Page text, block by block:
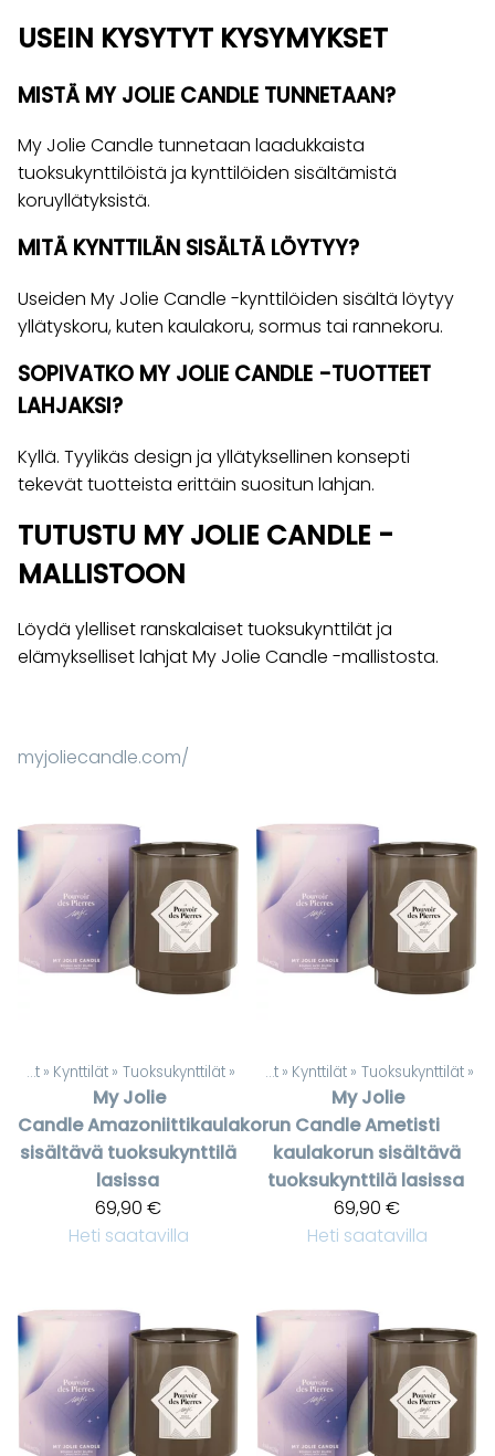
USEIN KYSYTYT KYSYMYKSET
MISTÄ MY JOLIE CANDLE TUNNETAAN?
My Jolie Candle tunnetaan laadukkaista
tuoksukynttilöistä ja kynttilöiden sisältämistä
koruyllätyksistä.
MITÄ KYNTTILÄN SISÄLTÄ LÖYTYY?
Useiden My Jolie Candle -kynttilöiden sisältä löytyy
yllätyskoru, kuten kaulakoru, sormus tai rannekoru.
SOPIVATKO MY JOLIE CANDLE -TUOTTEET
LAHJAKSI?
Kyllä. Tyylikäs design ja yllätyksellinen konsepti
tekevät tuotteista erittäin suositun lahjan.
TUTUSTU MY JOLIE CANDLE -
MALLISTOON
Löydä ylelliset ranskalaiset tuoksukynttilät ja
elämykselliset lahjat My Jolie Candle -mallistosta.
myjoliecandle.com/
Kynttilät, lyhdyt ja Kynttilänjalat ‪» Kynttilät ‪» Tuoksukynttilät ‪»
My Jolie
CandleAmazoniittikaulakorun
sisältävä tuoksukynttilä
lasissa
69,90 €
Heti saatavilla
‪» Kynttilät, lyhdyt ja Kynttilänjalat ‪» Kynttilät ‪» Tuoksukynttilät ‪»
My Jolie
CandleAmetisti
kaulakorun sisältävä
tuoksukynttilä lasissa
69,90 €
Heti saatavilla